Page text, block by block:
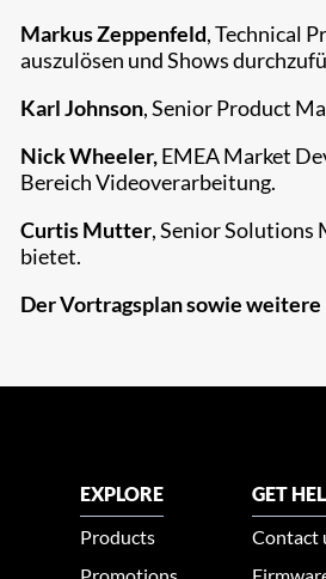
Markus Zeppenfeld, Technical
auszulösen und Shows
Karl Johnson, Senior Product
Nick Wheeler,EMEA Market
Bereich Videoverarbeitung.
Curtis Mutter, Senior Solutions
bietet.
Der Vortragsplan sowie
EXPLORE
Products
GET
Contact